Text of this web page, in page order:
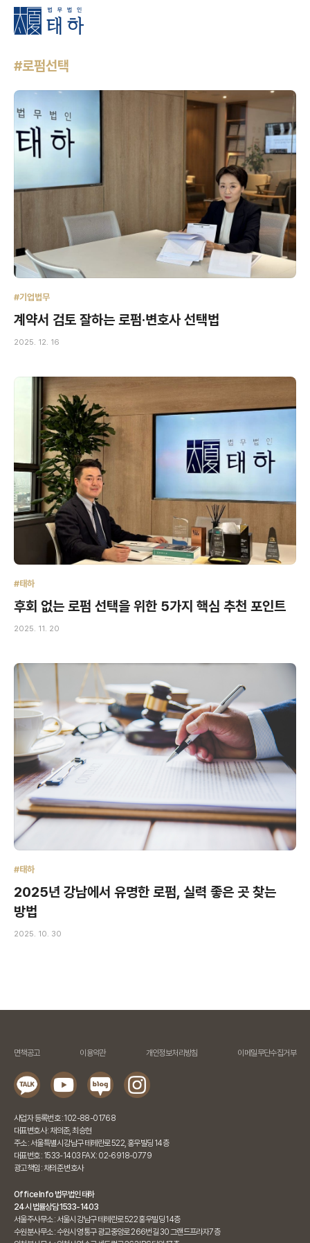
#로펌선택
#기업법무
계약서 검토 잘하는 로펌·변호사 선택법
2025. 12. 16
#태하
후회 없는 로펌 선택을 위한 5가지 핵심 추천 포인트
2025. 11. 20
#태하
2025년 강남에서 유명한 로펌, 실력 좋은 곳 찾는
방법
2025. 10. 30
면책공고 이용약관 개인정보처리방침 이메일무단수집거부
사업자 등록번호 : 102-88-01768
대표변호사 : 채의준, 최승현
주소 : 서울특별시 강남구 테헤란로 522, 홍우빌딩 14층
대표번호 : 1533-1403 FAX : 02-6918-0779
광고책임 : 채의준 변호사
Office Info 법무법인 태하
24시 법률상담 1533-1403
서울주사무소 : 서울시 강남구 테헤란로 522 홍우빌딩 14층
수원분사무소 : 수원시 영통구 광교중앙로 266번길 30 그랜드프라자7층